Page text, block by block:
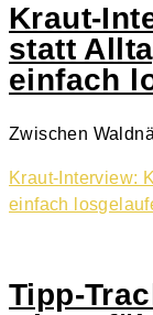
Kraut-
statt
einfach
Zwischen
Kraut-Interview:
einfach
Tipp-